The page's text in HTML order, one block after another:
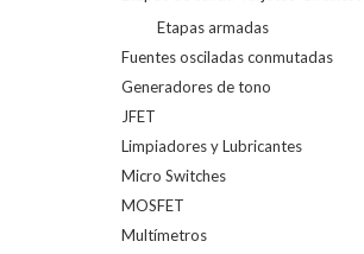
Etapas armadas
Fuentes osciladas conmutadas
Generadores de tono
JFET
Limpiadores y Lubricantes
Micro Switches
MOSFET
Multímetros